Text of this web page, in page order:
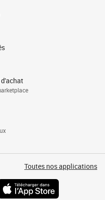
Toutes nos applications